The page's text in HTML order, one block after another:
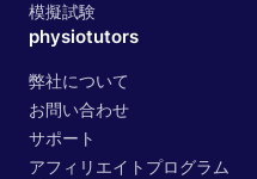
模擬試験
physiotutors
弊社について
お問い合わせ
サポート
アフィリエイトプログラム